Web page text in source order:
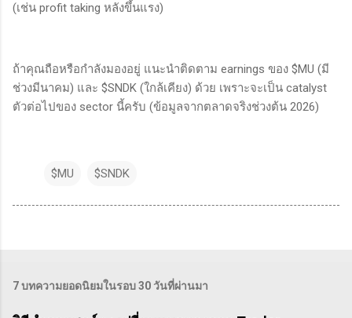
(เช่น profit taking หลังขึ้นแรง)
ถ้าคุณถือหรือกำลังมองอยู่ แนะนำติดตาม earnings ของ $MU (มี
ช่วงมีนาคม) และ $SNDK (ใกล้เคียง) ด้วย เพราะจะเป็น catalyst
ตัวต่อไปของ sector นี้ครับ (ข้อมูลจากตลาดจริงช่วงต้น 2026)
$MU $SNDK
7 บทความยอดนิยมในรอบ 30 วันที่ผ่านมา